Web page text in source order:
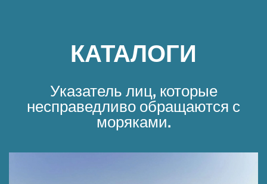
КАТАЛОГИ
Указатель лиц, которые
несправедливо обращаются с
моряками.